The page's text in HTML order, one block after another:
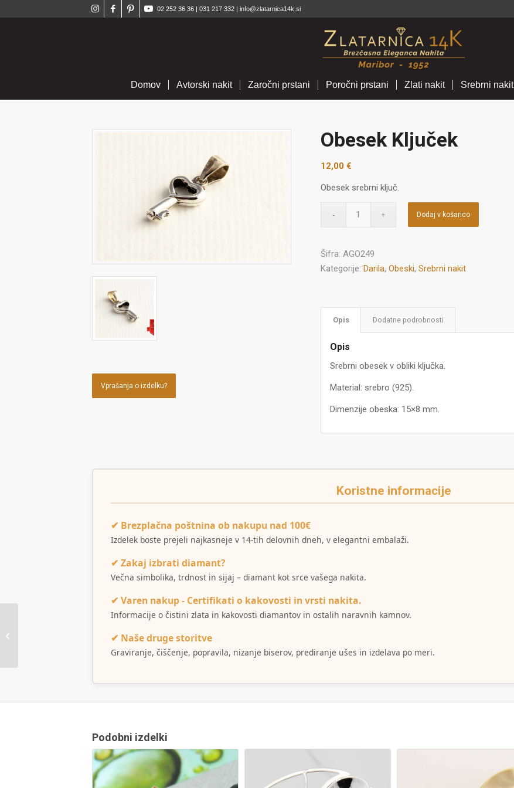
02 252 36 36 | 031 217 332 | info@zlatarnica14k.si
Domov Avtorski nakit Zaročni prstani Poročni prstani Zlati nakit Srebrni nakit
Vprašanja o izdelku?
Obesek Ključek
12,00 €
Obesek srebrni ključ.
Dodaj v košarico
Šifra: AGO249
Kategorije: Darila, Obeski, Srebrni nakit
Opis Dodatne podrobnosti
Opis
Srebrni obesek v obliki ključka.
Material: srebro (925).
Dimenzije obeska: 15×8 mm.
Koristne informacije
✔ Brezplačna poštnina ob nakupu nad 100€
Izdelek boste prejeli najkasneje v 14-tih delovnih dneh, v elegantni embalaži.
✔ Zakaj izbrati diamant?
Večna simbolika, trdnost in sijaj – diamant kot srce vašega nakita.
✔ Varen nakup - Certifikati o kakovosti in vrsti nakita.
Informacije o čistini zlata in kakovosti diamantov in ostalih naravnih kamnov.
✔ Naše druge storitve
Graviranje, čiščenje, popravila, nizanje biserov, prediranje ušes in izdelava po meri.
Podobni izdelki